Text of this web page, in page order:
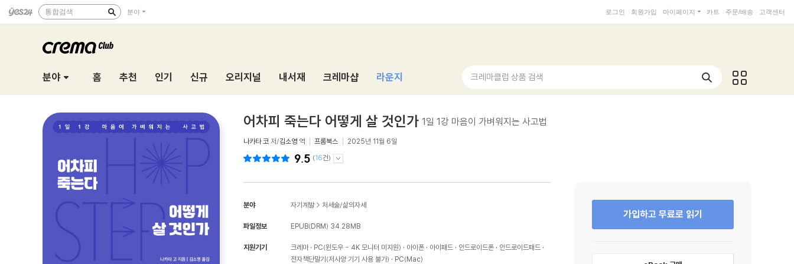
통합검색 분야 로그인 회원가입 마이페이지 카트 주문/배송 고객센터
분야 홈 추천 인기 신규 오리지널 내서재 크레마샵 라운지 크레마클럽 상품 검색
어차피 죽는다 어떻게 살 것인가 1일 1강 마음이 가벼워지는 사고법
나카타 코 저/김소영 역 프롬북스 2025년 11월 6일
9.5 (16건)
분야 자기계발> 처세술/삶의자세
파일정보 EPUB(DRM) 34.28MB
지원기기 크레마 PC(윈도우 - 4K 모니터 미지원) 아이폰 아이패드 안드로이드폰
안드로이드패드
전자책단말기(저사양 기기 사용 불가)
PC(Mac)
가입하고 무료로 읽기